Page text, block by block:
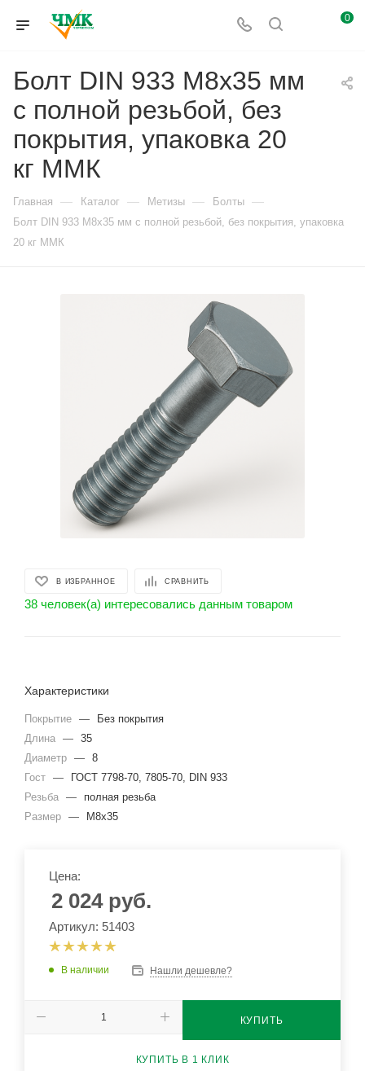
0
Болт DIN 933 M8х35 мм
с полной резьбой, без
покрытия, упаковка 20
кг ММК
Главная — Каталог — Метизы — Болты —
Болт DIN 933 M8х35 мм с полной резьбой, без покрытия, упаковка
20 кг ММК
В ИЗБРАННОЕ СРАВНИТЬ
38 человек(а) интересовались данным товаром
Характеристики
Покрытие —
Без покрытия
Длина — 35
Диаметр — 8
Гост —
ГОСТ 7798-70, 7805-70, DIN 933
Резьба —
полная резьба
Размер — М8х35
Цена:
2 024руб.
Артикул: 51403
В наличии Нашли дешевле?
КУПИТЬ
КУПИТЬ В 1 КЛИК